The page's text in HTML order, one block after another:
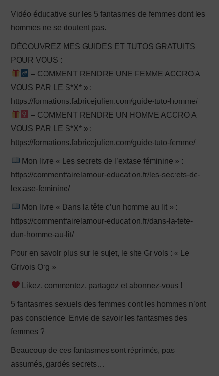
Vidéo éducative sur les 5 fantasmes de femmes dont les
hommes ne se doutent pas.
DÉCOUVREZ MES GUIDES ET TUTOS GRATUITS
POUR VOUS :
– COMMENT RENDRE UNE FEMME ACCRO A
VOUS PAR LE S*X* » :
https://formations.fabricejulien.com/guide-tuto-homme/
– COMMENT RENDRE UN HOMME ACCRO A
VOUS PAR LE S*X* » :
https://formations.fabricejulien.com/guide-tuto-femme/
Mon livre « Les secrets de l’extase féminine » :
https://commentfairelamour-education.fr/les-secrets-de-
lextase-feminine/
Mon livre « Dans la tête d’un homme au lit » :
https://commentfairelamour-education.fr/dans-la-tete-
dun-homme-au-lit/
Pour en savoir plus sur le sujet, le site Grivois : « Le
Grivois Org »
Likez, commentez, partagez et abonnez-vous !
5 fantasmes sexuels des femmes dont les hommes n’ont
pas conscience. Envie de savoir les fantasmes des
femmes ?
Beaucoup de ces fantasmes sont réprimés, pas
assumés, gardés secrets…